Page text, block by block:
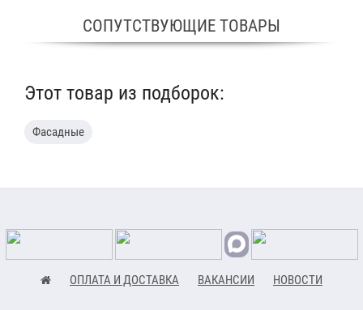
СОПУТСТВУЮЩИЕ ТОВАРЫ
Этот товар из подборок:
Фасадные
ОПЛАТА И ДОСТАВКА ВАКАНСИИ НОВОСТИ